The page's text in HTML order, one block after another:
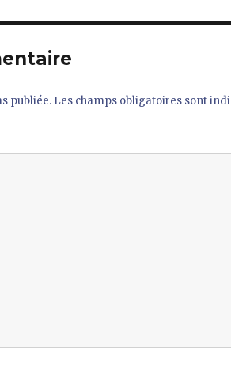
publiée. Les champs obligatoires sont